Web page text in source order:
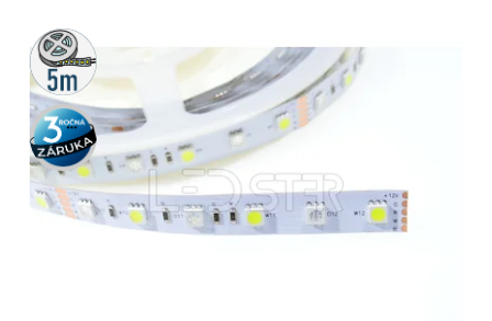
5m
rolka
3 roky
záruka